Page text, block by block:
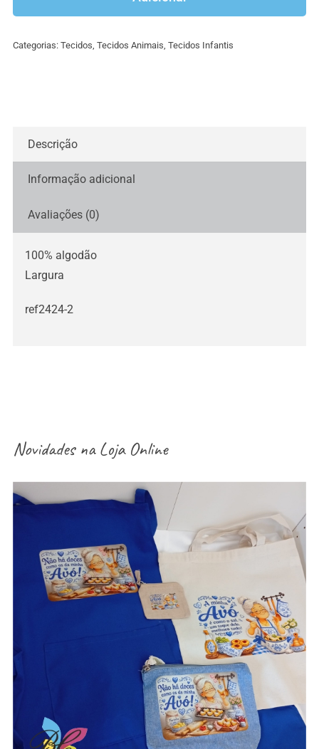
girafas
Categorias: Tecidos Tecidos Animais Tecidos Infantis
Descrição
Informação adicional
Avaliações (0)
100% algodão
Largura
ref2424-2
Novidades naLoja Online
aventais / Sacos / necessaires / estojos /
porta-moedas dia dos avós – vários modelos